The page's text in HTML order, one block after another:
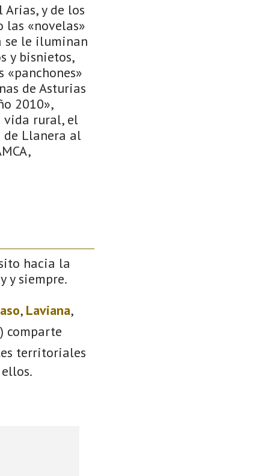
y de los
las «novelas»
se le iluminan
y bisnietos,
de Asturias
2010»,
vida rural, el
de Llanera al
hacia la
y siempre.
, Laviana,
comparte
territoriales